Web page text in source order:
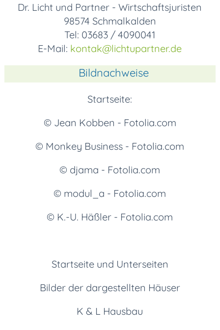
Dr. Licht und Partner - Wirtschaftsjuristen
98574 Schmalkalden
Tel: 03683 / 4090041
E-Mail: kontak@lichtupartner.de
Bildnachweise
Startseite:
© Jean Kobben - Fotolia.com
© Monkey Business - Fotolia.com
© djama - Fotolia.com
© modul_a - Fotolia.com
© K.-U. Häßler - Fotolia.com
Startseite und Unterseiten
Bilder der dargestellten Häuser
K & L Hausbau